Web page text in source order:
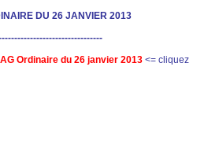
DU 26 JANVIER 2013
Ordinaire du 26 janvier 2013 <= cliquez